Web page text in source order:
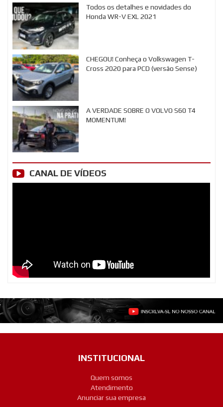
Todos os detalhes e novidades do
Honda WR-V EXL 2021
CHEGOU! Conheça o Volkswagen T-
Cross 2020 para PCD (versão Sense)
A VERDADE SOBRE O VOLVO S60 T4
MOMENTUM!
CANAL DE VÍDEOS
INSTITUCIONAL
Quem somos
Atendimento
Anunciar sua empresa